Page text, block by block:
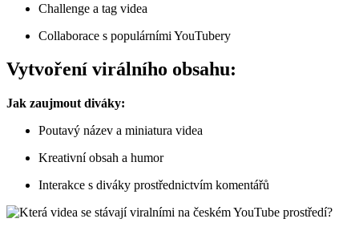
Challenge a tag videa
Collaborace s populárními YouTubery
Vytvoření virálního obsahu:
Jak zaujmout diváky:
Poutavý název a miniatura videa
Kreativní obsah a humor
Interakce s diváky prostřednictvím komentářů